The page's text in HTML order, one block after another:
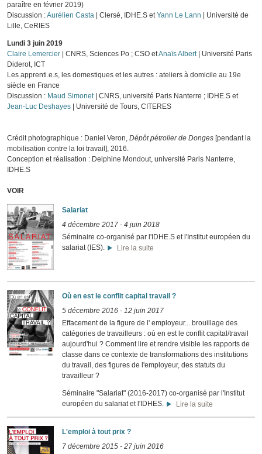
paraître en février 2019)
Discussion :Aurélien Casta | Clersé, IDHE.S etYann Le Lann
| Université de
Lille, CeRIES
Lundi 3 juin 2019
Claire Lemercier | CNRS, Sciences Po ; CSO etAnaïs Albert| Université Paris
Diderot, ICT
Les apprenti.e.s, les domestiques et les autres : ateliers à domicile au 19e
siècle en France
Discussion : Maud Simonet| CNRS, université Paris Nanterre ; IDHE.S et
Jean-Luc Deshayes | Université de Tours, CITERES
Crédit photographique : Daniel Veron, Dépôt pétrolier de Donges [pendant la
mobilisation contre la loi travail], 2016.
Conception et réalisation : Delphine Mondout, université Paris Nanterre,
IDHE.S
VOIR
Salariat
4 décembre 2017 - 4 juin 2018
Séminaire co-organisé par l'IDHE.S et l'Institut européen du
salariat (IES).
Lire la suite
Où en est le conflit capital travail ?
5 décembre 2016 - 12 juin 2017
Effacement de la figure de l' employeur... brouillage des
catégories de travailleurs : où en est le conflit capital/travail
aujourd'hui ? Comment lire et rendre visible les rapports de
classe dans ce contexte de transformations des institutions
du travail, des figures de l'employeur, des statuts du
travailleur ?
Séminaire "Salariat" (2016-2017) co-organisé par l'Institut
européen du salariat et l'IDHES.
Lire la suite
L'emploi à tout prix ?
7 décembre 2015 - 27 juin 2016